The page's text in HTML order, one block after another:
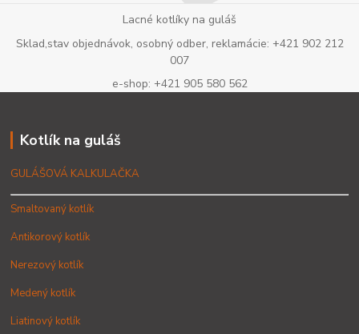
Lacné kotlíky na guláš
Sklad,stav objednávok, osobný odber, reklamácie: +421 902 212
007
e-shop: +421 905 580 562
Kotlík na guláš
GULÁŠOVÁ KALKULAČKA
Smaltovaný kotlík
Antikorový kotlík
Nerezový kotlík
Medený kotlík
Liatinový kotlík